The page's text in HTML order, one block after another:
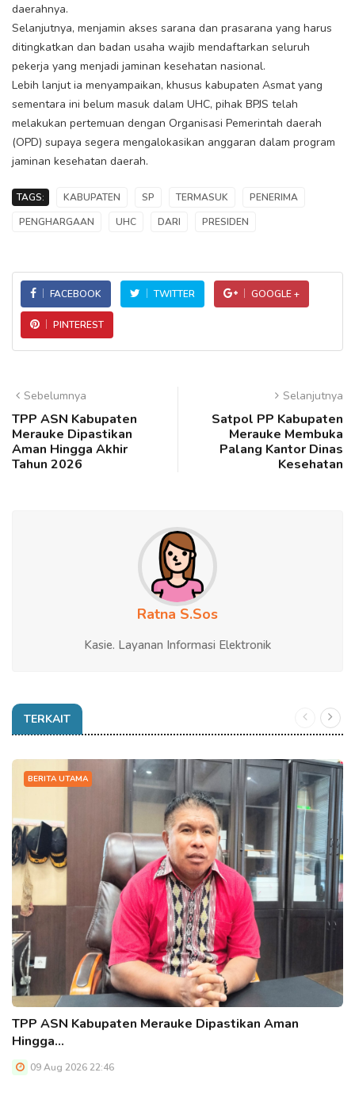
daerahnya.
Selanjutnya, menjamin akses sarana dan prasarana yang harus
ditingkatkan dan badan usaha wajib mendaftarkan seluruh
pekerja yang menjadi jaminan kesehatan nasional.
Lebih lanjut ia menyampaikan, khusus kabupaten Asmat yang
sementara ini belum masuk dalam UHC, pihak BPJS telah
melakukan pertemuan dengan Organisasi Pemerintah daerah
(OPD) supaya segera mengalokasikan anggaran dalam program
jaminan kesehatan daerah.
TAGS: KABUPATEN SP TERMASUK
PENERIMA
PENGHARGAAN
UHC DARI PRESIDEN
FACEBOOK TWITTER GOOGLE +
PINTEREST
Sebelumnya
TPP ASN Kabupaten
Merauke Dipastikan
Aman Hingga Akhir
Tahun 2026
Selanjutnya
Satpol PP Kabupaten
Merauke Membuka
Palang Kantor Dinas
Kesehatan
Ratna S.Sos
Kasie. Layanan Informasi Elektronik
TERKAIT
BERITA UTAMA
TPP ASN Kabupaten Merauke Dipastikan Aman
Hingga…
09 Aug 2026 22:46